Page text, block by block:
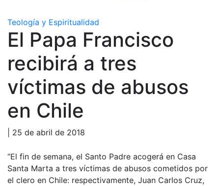
Teología y Espiritualidad
El Papa Francisco
recibirá a tres
víctimas de abusos
en Chile
| 25 de abril de 2018
“El fin de semana, el Santo Padre acogerá en Casa
Santa Marta a tres víctimas de abusos cometidos por
el clero en Chile: respectivamente, Juan Carlos Cruz,